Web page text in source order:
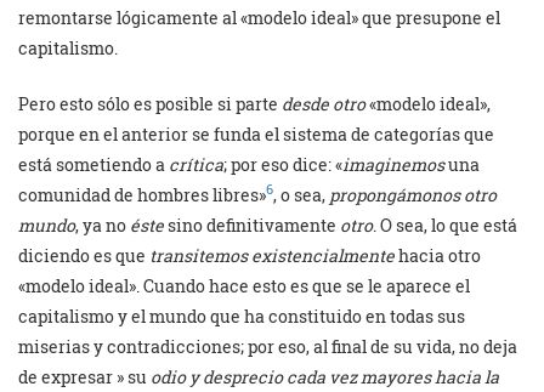
remontarse lógicamente al «modelo ideal» que presupone el
capitalismo.
Pero esto sólo es posible si parte desde otro«modelo ideal»,
porque en el anterior se funda el sistema de categorías que
está sometiendo a crítica; por eso dice: «imaginemosuna
comunidad de hombres libres»6, o sea, propongámonos otro
mundo, ya no éstesino definitivamente otro. O sea, lo que está
diciendo es que transitemos existencialmentehacia otro
«modelo ideal». Cuando hace esto es que se le aparece el
capitalismo y el mundo que ha constituido en todas sus
miserias y contradicciones; por eso, al final de su vida, no deja
de expresar » su odio y desprecio cada vez mayores hacia la